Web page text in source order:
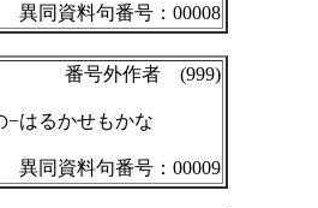
異同資料句番号：00008
番号外作者 (999)
−はるかせもかな
異同資料句番号：00009